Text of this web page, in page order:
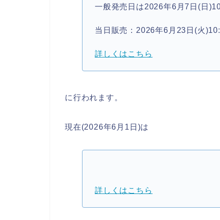
一般発売日は2026年6月7日(日
当日販売：2026年6月23日(火
詳しくはこちら
に行われます。
現在(2026年6月1日)は
詳しくはこちら